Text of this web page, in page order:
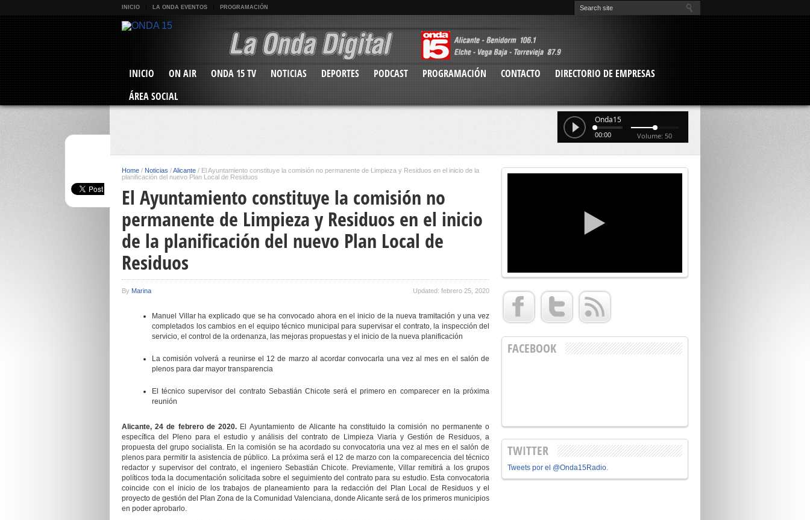
INICIO LA ONDA EVENTOS PROGRAMACIÓN
INICIO ON AIR ONDA 15 TV NOTICIAS DEPORTES PODCAST PROGRAMACIÓN CONTACTO
DIRECTORIO DE EMPRESAS
ÁREA SOCIAL
Onda15
00:00 Volume: 50
Home / Noticias /Alicante / El Ayuntamiento constituye la comisión no permanente de Limpieza y Residuos en el inicio de la
planificación del nuevo Plan Local de Residuos
El Ayuntamiento constituye la comisión no
permanente de Limpieza y Residuos en el inicio
de la planificación del nuevo Plan Local de
Residuos
By Marina Updated: febrero 25, 2020
Manuel Villar ha explicado que se ha convocado ahora en el inicio de la nueva tramitación y una vez
completados los cambios en el equipo técnico municipal para supervisar el contrato, la inspección del
servicio, el control de la ordenanza, las mejoras propuestas y el inicio de la nueva planificación
La comisión volverá a reunirse el 12 de marzo al acordar convocarla una vez al mes en el salón de
plenos para dar mayor transparencia
El técnico supervisor del contrato Sebastián Chicote será el primero en comparecer en la próxima
reunión
Alicante, 24 de febrero de 2020. ElAyuntamiento de Alicante ha constituido la comisión no permanente o
específica del Pleno para el estudio y análisis del contrato de Limpieza Viaria y Gestión de Residuos, a
propuesta del grupo socialista. En la comisión se ha acordado su convocatoria una vez al mes en el salón de
plenos para permitir la asistencia de público. La próxima será el 12 de marzo con la comparecencia del técnico
redactor y supervisor del contrato, el ingeniero Sebastián Chicote. Previamente, Villar remitirá a los grupos
políticos toda la documentación solicitada sobre el seguimiento del contrato para su estudio. Esta convocatoria
coincide con el inicio de los trabajos de planeamiento para la redacción del Plan Local de Residuos y el
proyecto de gestión del Plan Zona de la Comunidad Valenciana, donde Alicante será de los primeros municipios
en poder aprobarlo.
FACEBOOK
TWITTER
Tweets por el @Onda15Radio.